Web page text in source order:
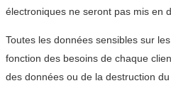
électroniques ne seront pas mis en
Toutes les données sensibles sur
fonction des besoins de chaque
des données ou de la destruction